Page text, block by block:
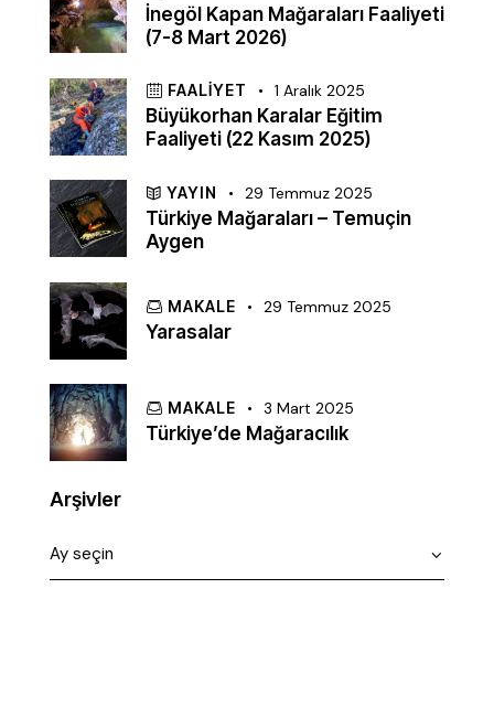
İnegöl Kapan Mağaraları Faaliyeti
(7-8 Mart 2026)
FAALIYET 1 Aralık 2025
Büyükorhan Karalar Eğitim
Faaliyeti (22 Kasım 2025)
YAYIN 29 Temmuz 2025
Türkiye Mağaraları – Temuçin
Aygen
MAKALE 29 Temmuz 2025
Yarasalar
MAKALE 3 Mart 2025
Türkiye’de Mağaracılık
Arşivler